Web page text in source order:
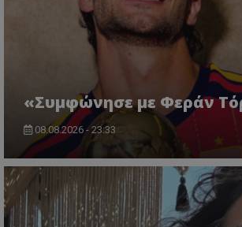
«Συμφώνησε με Φεράν
08.08.2026 - 23:33